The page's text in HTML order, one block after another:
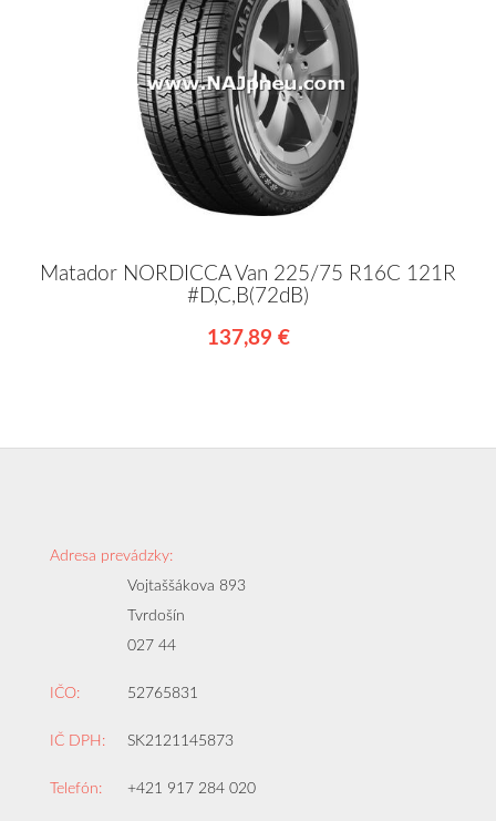
Matador NORDICCA Van 225/75 R16C 121R
#D,C,B(72dB)
137,89 €
Adresa prevádzky:
Vojtaššákova 893
Tvrdošín
027 44
IČO: 52765831
IČ DPH: SK2121145873
Telefón: +421 917 284 020